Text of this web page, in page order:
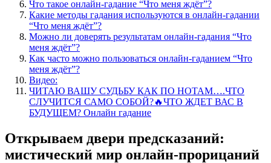
Что такое онлайн-гадание “Что меня ждёт”?
Какие методы гадания используются в онлайн-гадании
“Что меня ждёт”?
Можно ли доверять результатам онлайн-гадания “Что
меня ждёт”?
Как часто можно пользоваться онлайн-гаданием “Что
меня ждёт”?
Видео:
ЧИТАЮ ВАШУ СУДЬБУ КАК ПО НОТАМ….ЧТО
СЛУЧИТСЯ САМО СОБОЙ?🔥ЧТО ЖДЕТ ВАС В
БУДУЩЕМ? Онлайн гадание
Открываем двери предсказаний:
мистический мир онлайн-прорицаний